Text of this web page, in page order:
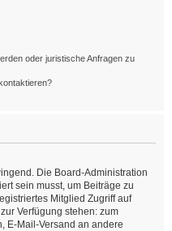
oder juristische Anfragen zu
Die Board-Administration
sein musst, um Beiträge zu
Mitglied Zugriff auf
Verfügung stehen: zum
E-Mail-Versand an andere